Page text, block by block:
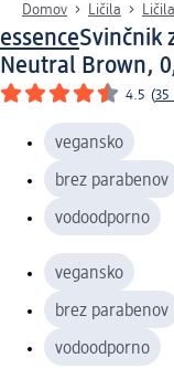
Domov Ličila
essenceSvinčnik
Neutral Brown,
4.5 (35
vegansko
brez parabenov
vodoodporno
vegansko
brez parabenov
vodoodporno